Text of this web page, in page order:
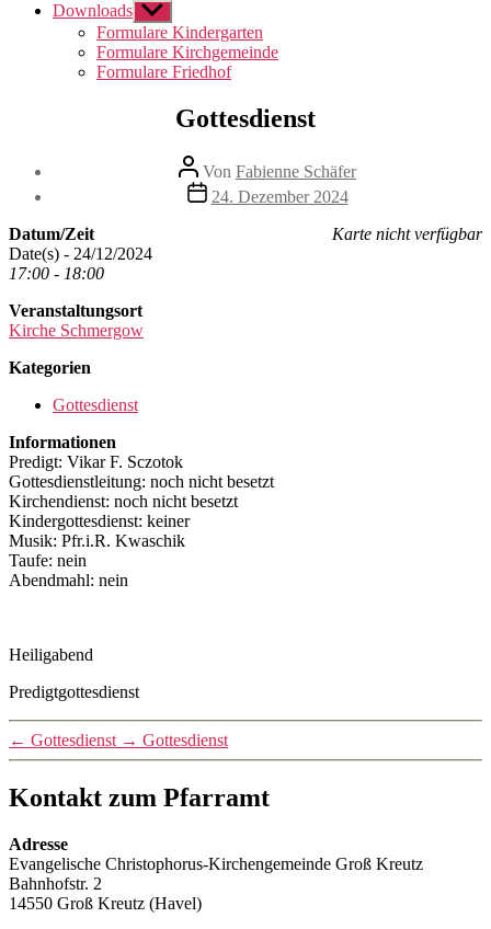
Downloads Untermenü
anzeigen
Formulare Kindergarten
Formulare Kirchgemeinde
Formulare Friedhof
Gottesdienst
Beitragsautor
Von Fabienne Schäfer
Beitragsdatum
24. Dezember 2024
Karte nicht verfügbar
Datum/Zeit
Date(s) - 24/12/2024
17:00 - 18:00
Veranstaltungsort
Kirche Schmergow
Kategorien
Gottesdienst
Informationen
Predigt: Vikar F. Sczotok
Gottesdienstleitung: noch nicht besetzt
Kirchendienst: noch nicht besetzt
Kindergottesdienst: keiner
Musik: Pfr.i.R. Kwaschik
Taufe: nein
Abendmahl: nein
Heiligabend
Predigtgottesdienst
← Gottesdienst → Gottesdienst
Kontakt zum Pfarramt
Adresse
Evangelische Christophorus-Kirchengemeinde Groß Kreutz
Bahnhofstr. 2
14550 Groß Kreutz (Havel)